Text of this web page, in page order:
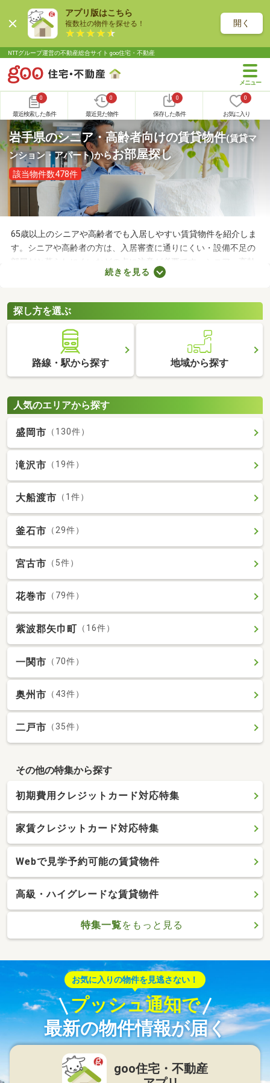
アプリ版はこちら
複数社の物件を探せる！ 開く
NTTグループ運営の不動産総合サイト goo住宅・不動産
0
最近検索した条件
0
最近見た物件
0
保存した条件
0
お気に入り
岩手県のシニア・高齢者向けの賃貸物件(賃貸マ
ンション・アパート)からお部屋探し
該当物件数478件
65歳以上のシニアや高齢者でも入居しやすい賃貸物件を紹介しま
す。シニアや高齢者の方は、入居審査に通りにくい・設備不足の
部屋だと暮らしにくいなどの点に注意が必要です。シニア・高齢
者向けの物件はバリアフリー仕様が多いので、足腰が悪くても不
めにも、お気に入りの物件を見つけてくださいね。
続きを見る
探し方を選ぶ
路線・駅から探す 地域から探す
人気のエリアから探す
盛岡市 （130件）
滝沢市 （19件）
大船渡市 （1件）
釜石市 （29件）
宮古市 （5件）
花巻市 （79件）
紫波郡矢巾町 （16件）
一関市 （70件）
奥州市 （43件）
二戸市 （35件）
その他の特集から探す
初期費用クレジットカード対応特集
家賃クレジットカード対応特集
Webで見学予約可能の賃貸物件
高級・ハイグレードな賃貸物件
特集一覧をもっと見る
お気に入りの物件を見逃さない！
プッシュ通知で
最新の物件情報が届く
goo住宅・不動産